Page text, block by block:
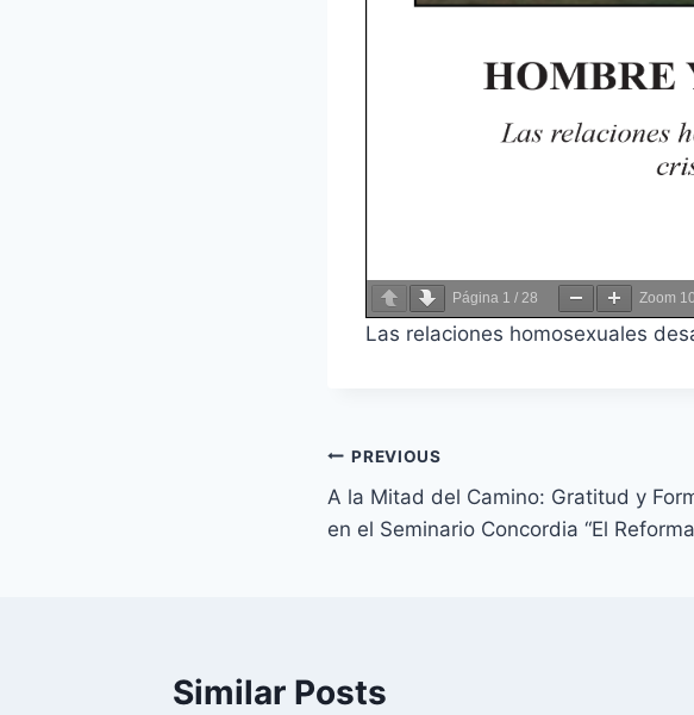
Página 1 / 28 Zoom
Las relaciones homosexuales
Navegación
de
PREVIOUS
A la Mitad del Camino: Gratitud y
en el Seminario Concordia “El
Similar Posts